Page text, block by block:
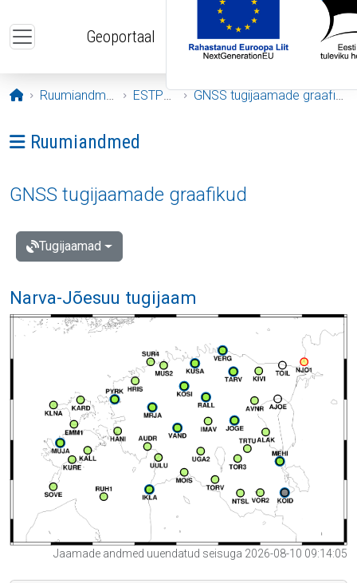
Geoportaal
Avaleht
Ruumiandmed ESTPOS GNSS tugijaamade graafikud
Ava menüü: Ruumiandmed
Ruumiandmed
GNSS tugijaamade graafikud
Tugijaamad
Narva-Jõesuu tugijaam
Jaamade andmed uuendatud seisuga 2026-08-10 09:14:05